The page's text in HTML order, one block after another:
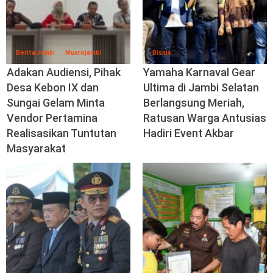
Berita Jambi Muarojambi
Adakan Audiensi, Pihak
Desa Kebon IX dan
Sungai Gelam Minta
Vendor Pertamina
Realisasikan Tuntutan
Masyarakat
Bisnis
Yamaha Karnaval Gear
Ultima di Jambi Selatan
Berlangsung Meriah,
Ratusan Warga Antusias
Hadiri Event Akbar